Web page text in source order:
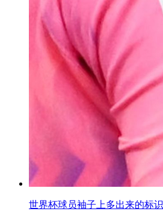
世界杯球员袖子上多出来的标